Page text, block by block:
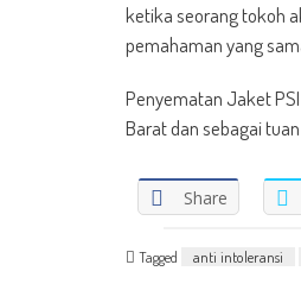
ketika seorang tokoh
pemahaman yang
Penyematan Jaket
Barat dan sebagai
Share
Tagged anti intoleransi